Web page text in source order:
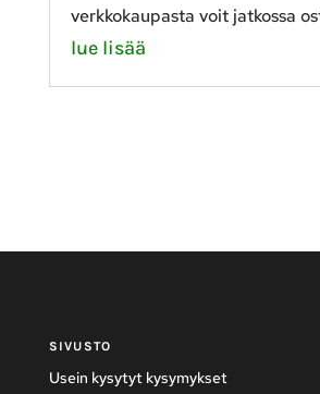
verkkokaupasta voit jatkossa
lue lisää
SIVUSTO
Usein kysytyt kysymykset